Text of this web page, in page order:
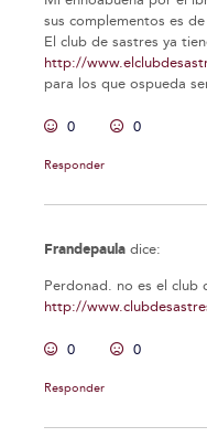
sus complementos es
El club de sastres ya
http://
para los que ospueda
0 0
Responder
Frandepaula dice:
Perdonad. no es el club
http://
0 0
Responder